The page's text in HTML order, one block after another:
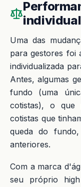
Uma das
para gestores foi
individualizada
Antes, algumas
fundo (uma
cotistas), o que
cotistas que
queda do
anteriores.
Com a marca
seu próprio